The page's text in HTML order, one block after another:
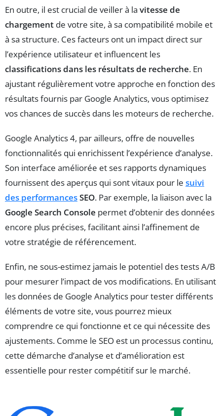
En outre, il est crucial de veiller à la vitesse de
chargement de votre site, à sa compatibilité mobile et
à sa structure. Ces facteurs ont un impact direct sur
l’expérience utilisateur et influencent les
classifications dans les résultats de recherche. En
ajustant régulièrement votre approche en fonction des
résultats fournis par Google Analytics, vous optimisez
vos chances de succès dans les moteurs de recherche.
Google Analytics 4, par ailleurs, offre de nouvelles
fonctionnalités qui enrichissent l’expérience d’analyse.
Son interface améliorée et ses rapports dynamiques
fournissent des aperçus qui sont vitaux pour le suivi
des performancesSEO. Par exemple, la liaison avec la
Google Search Console permet d’obtenir des données
encore plus précises, facilitant ainsi l’affinement de
votre stratégie de référencement.
Enfin, ne sous-estimez jamais le potentiel des tests A/B
pour mesurer l’impact de vos modifications. En utilisant
les données de Google Analytics pour tester différents
éléments de votre site, vous pourrez mieux
comprendre ce qui fonctionne et ce qui nécessite des
ajustements. Comme le SEO est un processus continu,
cette démarche d’analyse et d’amélioration est
essentielle pour rester compétitif sur le marché.